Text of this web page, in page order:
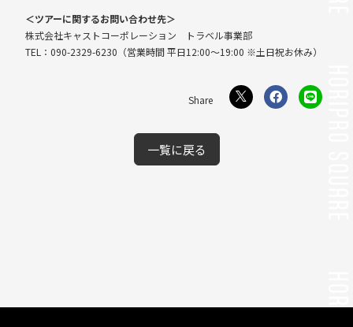
＜ツアーに関するお問い合わせ先＞
株式会社キャストコーポレーション トラベル事業部
TEL：090-2329-6230（営業時間 平日12:00〜19:00 ※土日祝お休み）
一覧に戻る